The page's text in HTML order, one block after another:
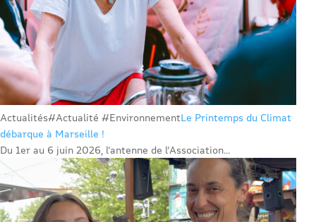
Actualités#Actualité #EnvironnementLe Printemps du Climat
débarque à Marseille !
Du 1er au 6 juin 2026, l’antenne de l’Association...